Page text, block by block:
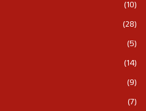
(10)
(28)
(5)
(14)
(9)
(7)